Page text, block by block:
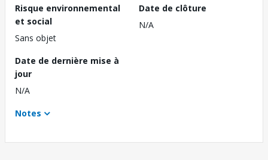
Risque environnemental
et social
Sans objet
Date de clôture
N/A
Date de dernière mise à
jour
N/A
Notes